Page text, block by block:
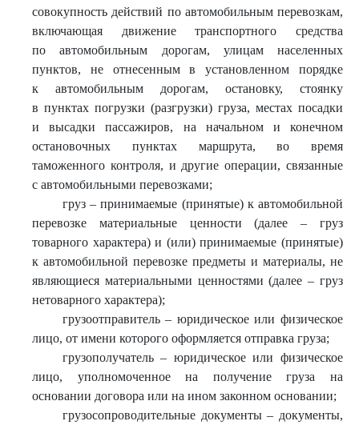
совокупность действий по автомобильным перевозкам,
включающая движение транспортного средства
по автомобильным дорогам, улицам населенных
пунктов, не отнесенным в установленном порядке
к автомобильным дорогам, остановку, стоянку
в пунктах погрузки (разгрузки) груза, местах посадки
и высадки пассажиров, на начальном и конечном
остановочных пунктах маршрута, во время
таможенного контроля, и другие операции, связанные
с автомобильными перевозками;
груз – принимаемые (принятые) к автомобильной
перевозке материальные ценности (далее – груз
товарного характера) и (или) принимаемые (принятые)
к автомобильной перевозке предметы и материалы, не
являющиеся материальными ценностями (далее – груз
нетоварного характера);
грузоотправитель – юридическое или физическое
лицо, от имени которого оформляется отправка груза;
грузополучатель – юридическое или физическое
лицо, уполномоченное на получение груза на
основании договора или на ином законном основании;
грузосопроводительные документы – документы,